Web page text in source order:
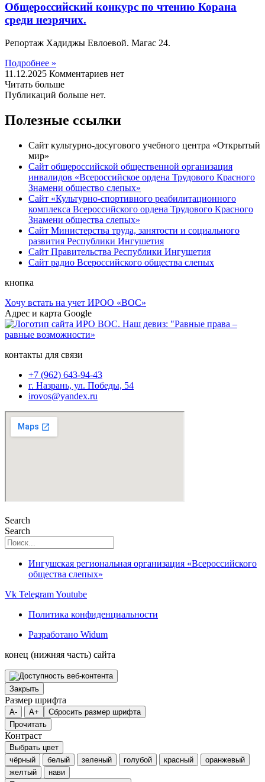
Общероссийский конкурс по чтению Корана
среди незрячих.
Репортаж Хадиджы Евлоевой. Магас 24.
Подробнее »
11.12.2025 Комментариев нет
Читать больше
Публикаций больше нет.
Полезные ссылки
Сайт культурно-досугового учебного центра «Открытый
мир»
Сайт общероссийской общественной организация
инвалидов «Всероссийское ордена Трудового Красного
Знамени общество слепых»
Сайт «Культурно-спортивного реабилитационного
комплекса Всероссийского ордена Трудового Красного
Знамени общества слепых»
Сайт Министерства труда, занятости и социального
развития Республики Ингушетия
Сайт Правительства Республики Ингушетия
Сайт радио Всероссийского общества слепых
кнопка
Хочу встать на учет ИРОО «ВОС»
Адрес и карта Google
контакты для связи
+7 (962) 643-94-43
г. Назрань, ул. Победы, 54
irovos@yandex.ru
Search
Search
Ингушская региональная организация «Всероссийского
общества слепых»
Vk TelegramYoutube
Политика конфиденциальности
Разработано Widum
конец (нижняя часть) сайта
Закрыть
Размер шрифта
A- A+
Сбросить размер шрифта
Прочитать
Контраст
Выбрать цвет
чёрный
белый зеленый голубой красный
оранжевый
желтый
нави